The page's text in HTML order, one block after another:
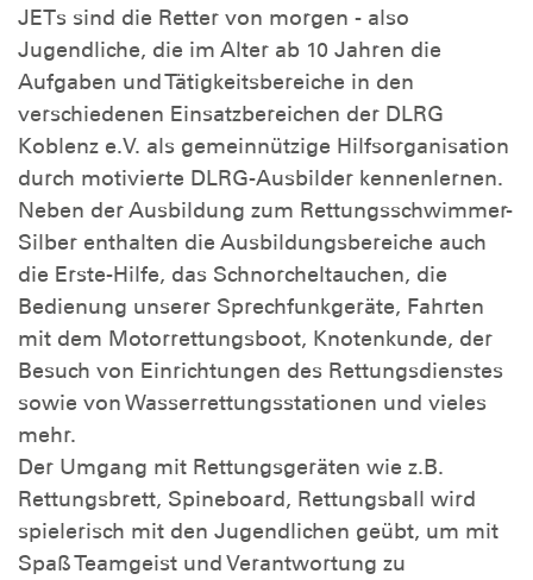
JETs sind die Retter von morgen - also
Jugendliche, die im Alter ab 10 Jahren die
Aufgaben und Tätigkeitsbereiche in den
verschiedenen Einsatzbereichen der DLRG
Koblenz e.V. als gemeinnützige Hilfsorganisation
durch motivierte DLRG-Ausbilder kennenlernen.
Neben der Ausbildung zum Rettungsschwimmer-
Silber enthalten die Ausbildungsbereiche auch
die Erste-Hilfe, das Schnorcheltauchen, die
Bedienung unserer Sprechfunkgeräte, Fahrten
mit dem Motorrettungsboot, Knotenkunde, der
Besuch von Einrichtungen des Rettungsdienstes
sowie von Wasserrettungsstationen und vieles
mehr.
Der Umgang mit Rettungsgeräten wie z.B.
Rettungsbrett, Spineboard, Rettungsball wird
spielerisch mit den Jugendlichen geübt, um mit
Spaß Teamgeist und Verantwortung zu